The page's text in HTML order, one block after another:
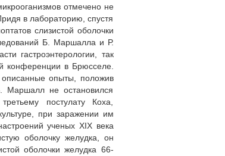
отмечено не
в лабораторию, спустя
слизистой оболочки
Б. Маршалла и Р.
гастроэнтерологии, так
конференции в Брюсселе.
описанные опыты, положив
Маршалл не остановился
постулату Коха,
при заражении им
ученых ХІХ века
оболочку желудка, он
оболочки желудка 66-